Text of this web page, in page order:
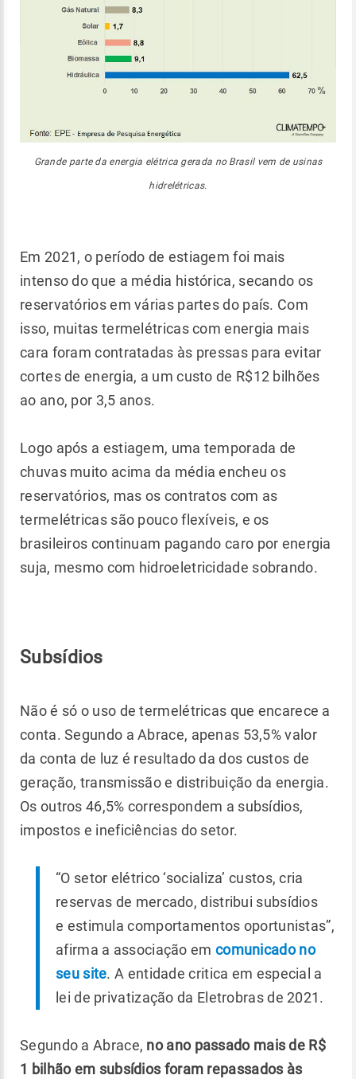
Grande parte da energia elétrica gerada no Brasil vem de usinas
hidrelétricas.
Em 2021, o período de estiagem foi mais
intenso do que a média histórica, secando os
reservatórios em várias partes do país. Com
isso, muitas termelétricas com energia mais
cara foram contratadas às pressas para evitar
cortes de energia, a um custo de R$12 bilhões
ao ano, por 3,5 anos.
Logo após a estiagem, uma temporada de
chuvas muito acima da média encheu os
reservatórios, mas os contratos com as
termelétricas são pouco flexíveis, e os
brasileiros continuam pagando caro por energia
suja, mesmo com hidroeletricidade sobrando.
Subsídios
Não é só o uso de termelétricas que encarece a
conta. Segundo a Abrace, apenas 53,5% valor
da conta de luz é resultado da dos custos de
geração, transmissão e distribuição da energia.
Os outros 46,5% correspondem a subsídios,
impostos e ineficiências do setor.
“O setor elétrico ‘socializa’ custos, cria
reservas de mercado, distribui subsídios
e estimula comportamentos oportunistas”,
afirma a associação em comunicado no
seu site. A entidade critica em especial a
lei de privatização da Eletrobras de 2021.
Segundo a Abrace, no ano passado mais de R$
1 bilhão em subsídios foram repassados às